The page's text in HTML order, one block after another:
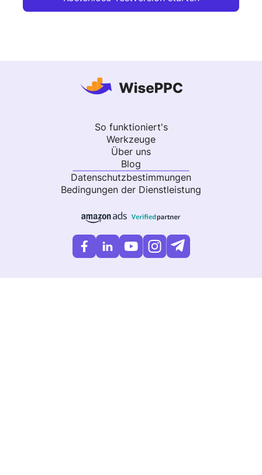
So funktioniert's
Werkzeuge
Über uns
Blog
Datenschutzbestimmungen
Bedingungen der Dienstleistung